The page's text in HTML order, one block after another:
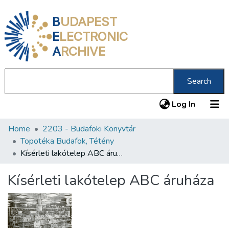
BUDAPEST
ELECTRONIC
ARCHIVE
Search
Log In (current)
Communities & Collections
All of DSpace
About us
Home
2203 - Budafoki Könyvtár
Topotéka Budafok, Tétény
Kísérleti lakótelep ABC áruháza
Kísérleti lakótelep ABC áruháza